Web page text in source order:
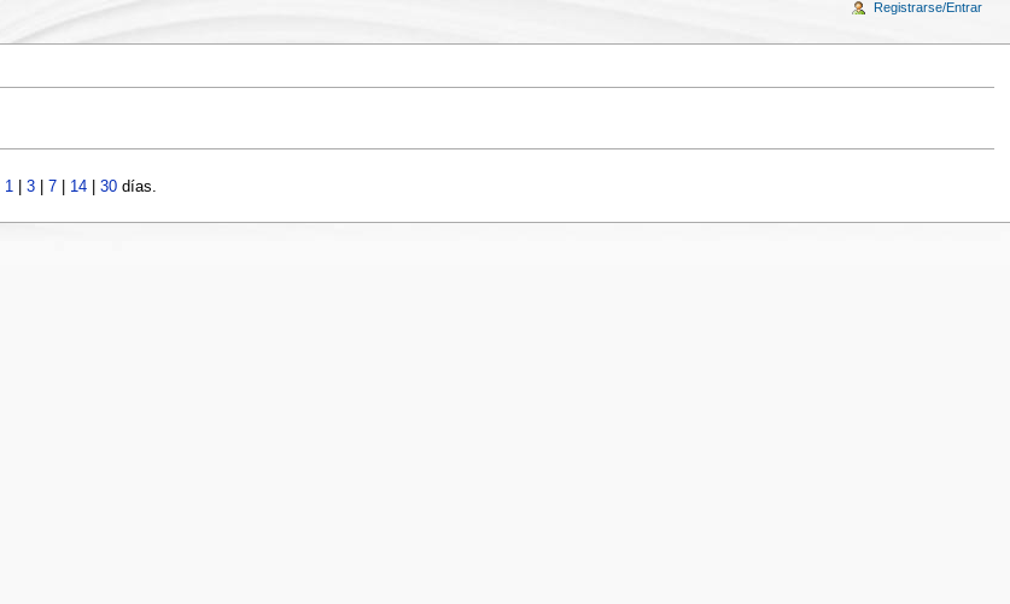
1| 3| 7| 14| 30días.
Registrarse/Entrar